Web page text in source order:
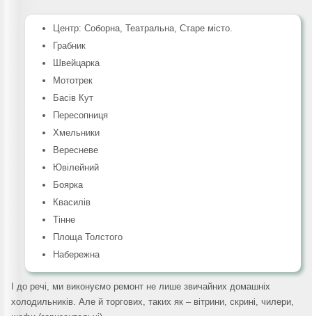
Центр: Соборна, Театральна, Старе місто.
Грабник
Швейцарка
Мототрек
Басів Кут
Пересопниця
Хмельники
Вересневе
Ювілейний
Боярка
Квасилів
Тінне
Площа Толстого
Набережна
І до речі, ми виконуємо ремонт не лише звичайних домашніх
холодильників. Але й торгових, таких як – вітрини, скрині, чилери,